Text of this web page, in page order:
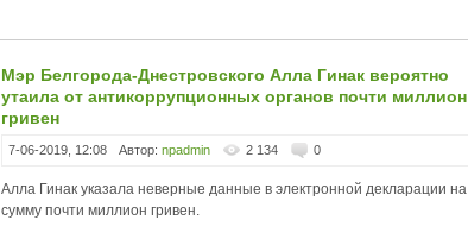
Мэр Белгорода-Днестровского Алла Гинак вероятно
утаила от антикоррупционных органов почти миллион
гривен
7-06-2019, 12:08 Автор: npadmin 2 134 0
Алла Гинак указала неверные данные в электронной декларации на
сумму почти миллион гривен.